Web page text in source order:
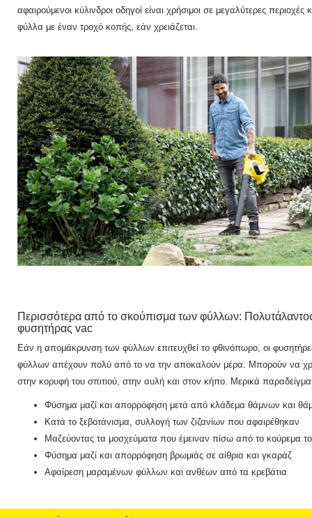
αφαιρούμενοι κύλινδροι οδηγοί είναι χρήσιμοι σε μεγαλύτερες περιοχές
φύλλα με έναν τροχό κοπής, εάν χρειάζεται.
Περισσότερα από το σκούπισμα των φύλλων:
φυσητήρας vac
Εάν η απομάκρυνση των φύλλων επιτευχθεί το φθινόπωρο, οι
φύλλων απέχουν πολύ από το να την αποκαλούν μέρα. Μπορούν να
στην κορυφή του σπιτιού, στην αυλή και στον κήπο. Μερικά
Φύσημα μαζί και απορρόφηση μετά από κλάδεμα θάμνων και
Κατά το ξεβοτάνισμα, συλλογή των ζιζανίων που αφαιρέθηκαν
Μαζεύοντας τα μοσχεύματα που έμειναν πίσω από το κούρεμα
Φύσημα μαζί και απορρόφηση βρωμιάς σε αίθρια και γκαράζ
Αφαίρεση μαραμένων φύλλων και ανθέων από τα κρεβάτια